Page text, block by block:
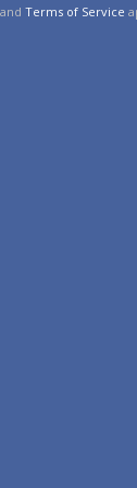
and Terms of Service